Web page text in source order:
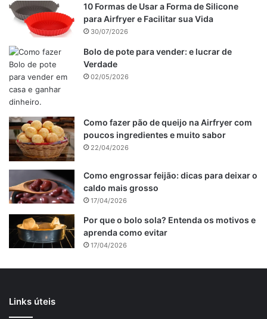
Coloque o peixe em uma assadeira e faça cortes para
absorver o molho.
Espalhe o molho no peixe e deixe marinar em refrigeração
por 2 horas.
Veja também
Lombo suíno assado na cerveja
Receitas de carne de porco
Lagarto ao molho madeira com legumes
Cubra a assadeira com papel-alumínio e leve ao forno por
20 minutos.
Retire o papel-alumínio e leve novamente ao forno para
Se quiser, decore com rodelas de limão e fatias de
pimentão. Sirva em seguida.
10 Formas de Usar a Forma de Silicone
para Airfryer e Facilitar sua Vida
30/07/2026
Bolo de pote para vender: e lucrar de
Verdade
02/05/2026
Como fazer pão de queijo na Airfryer com
poucos ingredientes e muito sabor
22/04/2026
Como engrossar feijão: dicas para deixar o
caldo mais grosso
17/04/2026
Por que o bolo sola? Entenda os motivos e
aprenda como evitar
17/04/2026
Links úteis